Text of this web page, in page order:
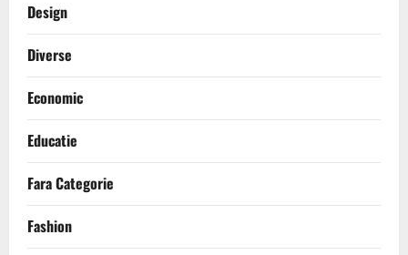
Design
Diverse
Economic
Educatie
Fara Categorie
Fashion